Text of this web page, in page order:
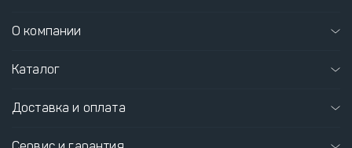
О компании
Каталог
Доставка и оплата